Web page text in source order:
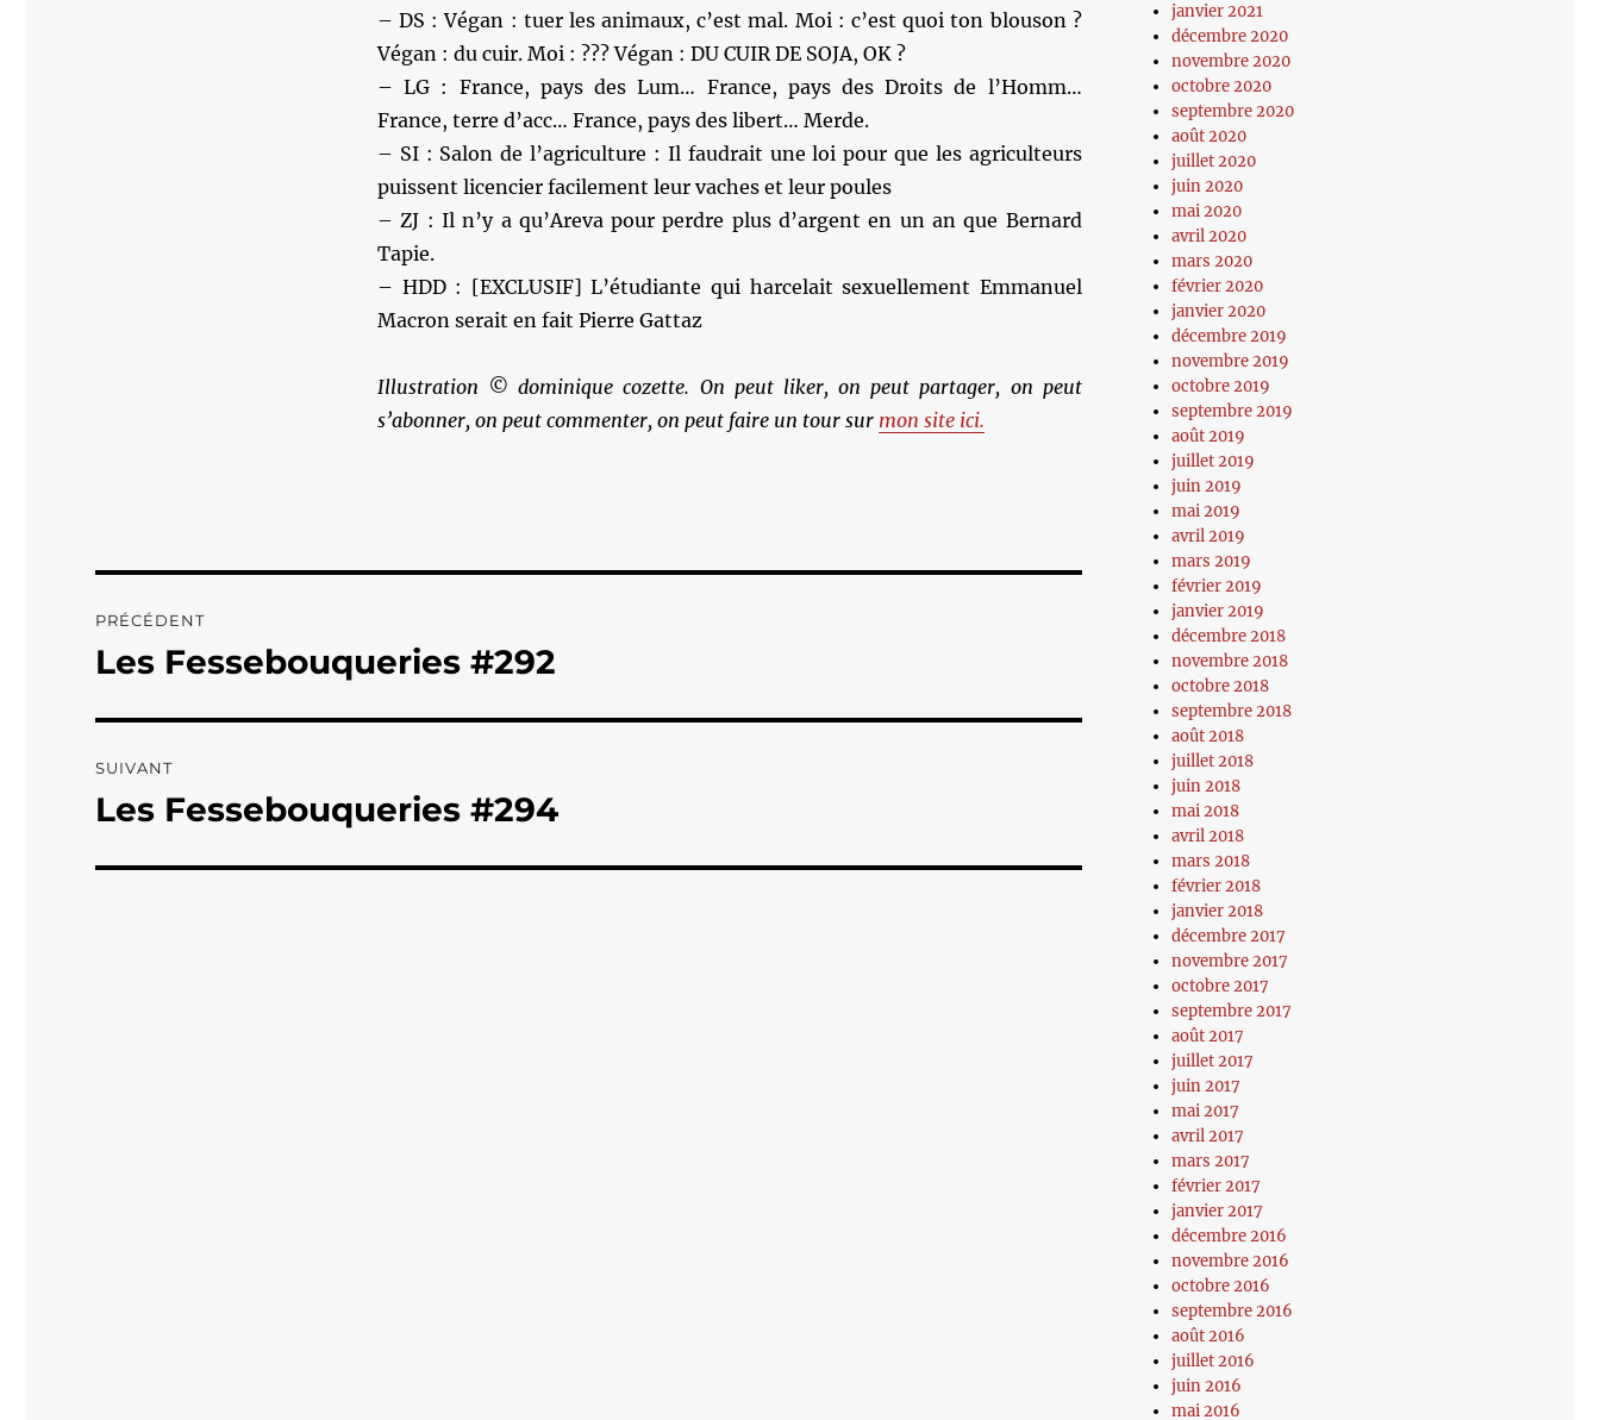
– DS : Végan : tuer les animaux, c’est mal. Moi : c’est quoi ton blouson ?
Végan : du cuir. Moi : ??? Végan : DU CUIR DE SOJA, OK ?
– LG : France, pays des Lum… France, pays des Droits de l’Homm…
France, terre d’acc… France, pays des libert… Merde.
– SI : Salon de l’agriculture : Il faudrait une loi pour que les agriculteurs
puissent licencier facilement leur vaches et leur poules
– ZJ : Il n’y a qu’Areva pour perdre plus d’argent en un an que Bernard
Tapie.
– HDD : [EXCLUSIF] L’étudiante qui harcelait sexuellement Emmanuel
Macron serait en fait Pierre Gattaz
Illustration © dominique cozette. On peut liker, on peut partager, on peut
s’abonner, on peut commenter, on peut faire un tour sur mon site ici.
de
PRÉCÉDENT
Publication
Les Fessebouqueries #292
SUIVANT
Publication
Les Fessebouqueries #294
janvier 2021
décembre 2020
novembre 2020
octobre 2020
septembre 2020
août 2020
juillet 2020
juin 2020
mai 2020
avril 2020
mars 2020
février 2020
janvier 2020
décembre 2019
novembre 2019
octobre 2019
septembre 2019
août 2019
juillet 2019
juin 2019
mai 2019
avril 2019
mars 2019
février 2019
janvier 2019
décembre 2018
novembre 2018
octobre 2018
septembre 2018
août 2018
juillet 2018
juin 2018
mai 2018
avril 2018
mars 2018
février 2018
janvier 2018
décembre 2017
novembre 2017
octobre 2017
septembre 2017
août 2017
juillet 2017
juin 2017
mai 2017
avril 2017
mars 2017
février 2017
janvier 2017
décembre 2016
novembre 2016
octobre 2016
septembre 2016
août 2016
juillet 2016
juin 2016
mai 2016